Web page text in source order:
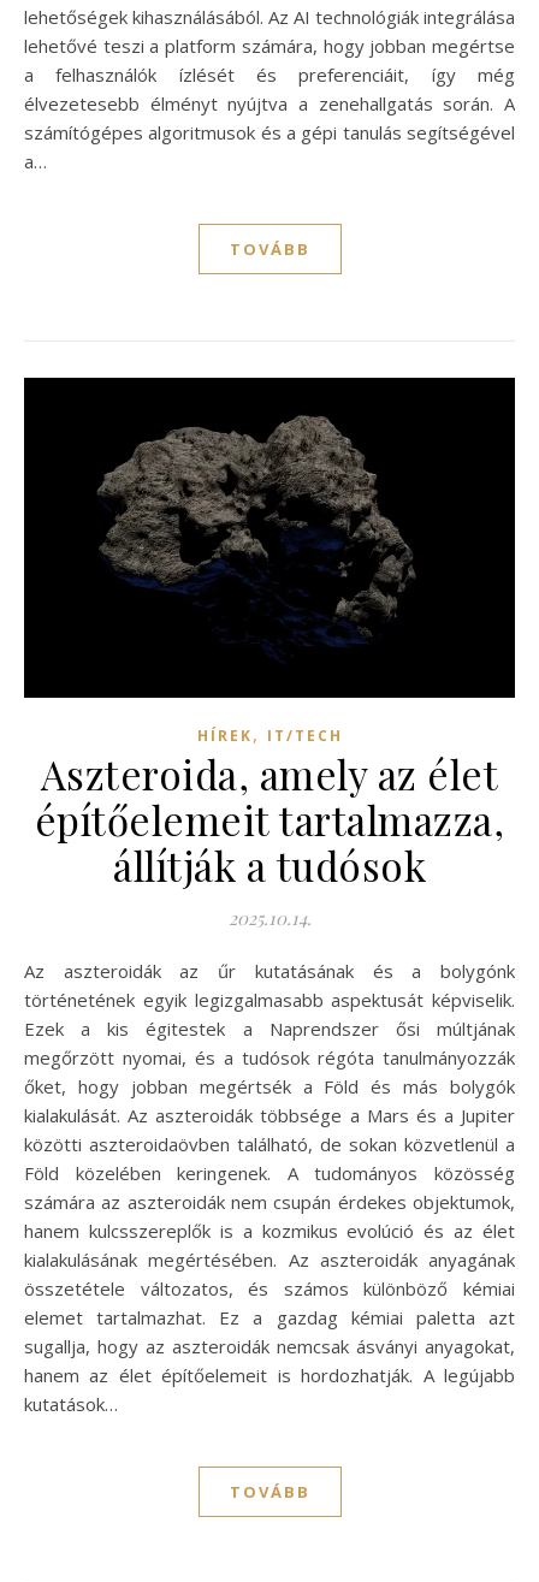
lehetőségek kihasználásából. Az AI technológiák integrálása
lehetővé teszi a platform számára, hogy jobban megértse
a felhasználók ízlését és preferenciáit, így még
élvezetesebb élményt nyújtva a zenehallgatás során. A
számítógépes algoritmusok és a gépi tanulás segítségével
a…
TOVÁBB
HÍREK, IT/TECH
Aszteroida, amely az élet
építőelemeit tartalmazza,
állítják a tudósok
2025.10.14.
Az aszteroidák az űr kutatásának és a bolygónk
történetének egyik legizgalmasabb aspektusát képviselik.
Ezek a kis égitestek a Naprendszer ősi múltjának
megőrzött nyomai, és a tudósok régóta tanulmányozzák
őket, hogy jobban megértsék a Föld és más bolygók
kialakulását. Az aszteroidák többsége a Mars és a Jupiter
közötti aszteroidaövben található, de sokan közvetlenül a
Föld közelében keringenek. A tudományos közösség
számára az aszteroidák nem csupán érdekes objektumok,
hanem kulcsszereplők is a kozmikus evolúció és az élet
kialakulásának megértésében. Az aszteroidák anyagának
összetétele változatos, és számos különböző kémiai
elemet tartalmazhat. Ez a gazdag kémiai paletta azt
sugallja, hogy az aszteroidák nemcsak ásványi anyagokat,
hanem az élet építőelemeit is hordozhatják. A legújabb
kutatások…
TOVÁBB